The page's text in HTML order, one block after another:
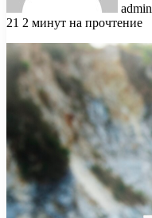
admin
21 2 минут на прочтение